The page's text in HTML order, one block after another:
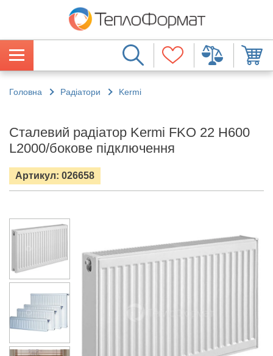
Головна Радіатори Kermi
Сталевий радіатор Kermi FKO 22 H600
L2000/бокове підключення
Артикул: 026658